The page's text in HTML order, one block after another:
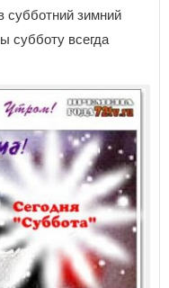
субботний зимний
субботу всегда